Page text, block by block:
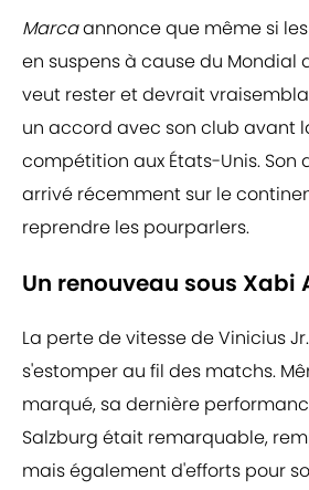
Marcaannonce que même si
en suspens à cause du Mondial
veut rester et devrait
un accord avec son club avant
compétition aux États-Unis. Son
arrivé récemment sur le
reprendre les pourparlers.
Un renouveau sous Xabi
La perte de vitesse de Vinicius
s'estomper au fil des matchs.
marqué, sa dernière
Salzburg était remarquable,
mais également d'efforts pour